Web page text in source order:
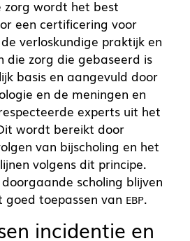
zorg wordt het best
een certificering voor
verloskundige praktijk en
die zorg die gebaseerd is
basis en aangevuld door
en de meningen en
experts uit het
wordt bereikt door
van bijscholing en het
volgens dit principe.
scholing blijven
toepassen van EBP.
incidentie en